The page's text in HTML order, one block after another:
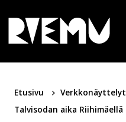
Etusivu
Verkkonäyttelyt
Talvisodan aika Riihimäellä